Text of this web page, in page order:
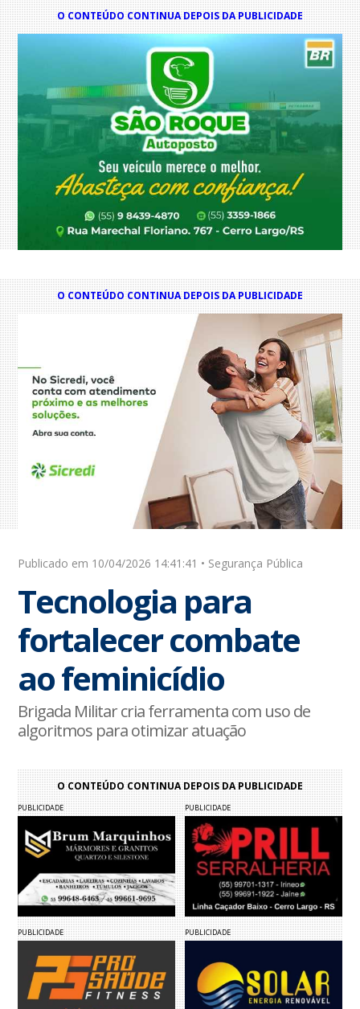
O CONTEÚDO CONTINUA DEPOIS DA PUBLICIDADE
O CONTEÚDO CONTINUA DEPOIS DA PUBLICIDADE
Publicado em 10/04/2026 14:41:41 • Segurança Pública
Tecnologia para
fortalecer combate
ao feminicídio
Brigada Militar cria ferramenta com uso de
algoritmos para otimizar atuação
O CONTEÚDO CONTINUA DEPOIS DA PUBLICIDADE
PUBLICIDADE PUBLICIDADE
PUBLICIDADE PUBLICIDADE